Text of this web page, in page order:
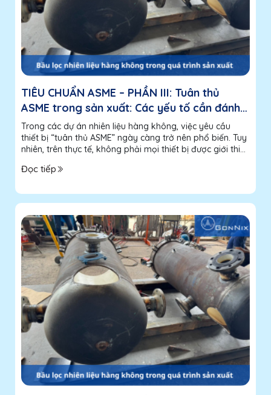
TIÊU CHUẨN ASME – PHẦN III: Tuân thủ
ASME trong sản xuất: Các yếu tố cần đánh
giá đối với nhà sản xuất
Trong các dự án nhiên liệu hàng không, việc yêu cầu
thiết bị “tuân thủ ASME” ngày càng trở nên phổ biến. Tuy
nhiên, trên thực tế, không phải mọi thiết bị được giới thiệu
biệt nằm ở...
Đọc tiếp